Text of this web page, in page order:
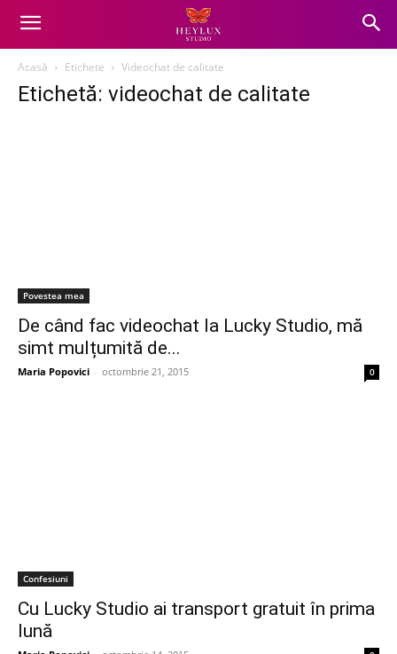
Acasă Etichete Videochat de calitate
Etichetă: videochat de calitate
Povestea mea
De când fac videochat la Lucky Studio, mă
simt mulțumită de...
Maria Popovici - octombrie 21, 2015 0
Confesiuni
Cu Lucky Studio ai transport gratuit în prima
lună